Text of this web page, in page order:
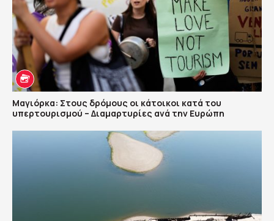
Μαγιόρκα: Στους δρόμους οι κάτοικοι κατά του
υπερτουρισμού – Διαμαρτυρίες ανά την Ευρώπη